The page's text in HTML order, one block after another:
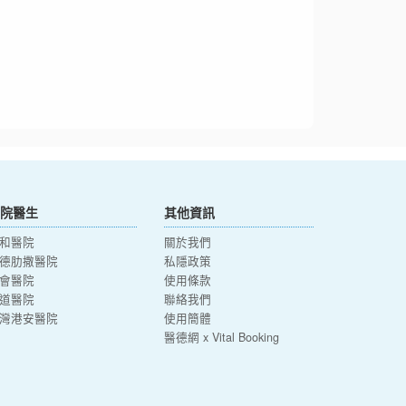
醫生
醫院
肋撒醫院
醫院
醫院
港安醫院
其他資訊
關於我們
私隱政策
使用條款
聯絡我們
使用簡體
醫德網 x Vital Booking